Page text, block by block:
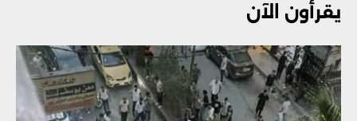
يقرأون الآن